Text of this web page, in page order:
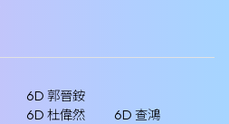
6D 郭晉銨
6D 杜偉然
6D 查鴻